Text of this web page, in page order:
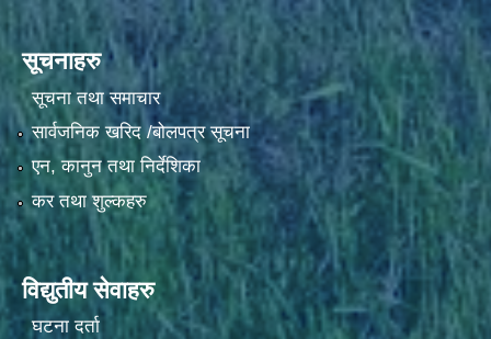
सूचनाहरु
सूचना तथा समाचार
सार्वजनिक खरिद /बोलपत्र सूचना
एन, कानुन तथा निर्देशिका
कर तथा शुल्कहरु
विद्युतीय सेवाहरु
घटना दर्ता